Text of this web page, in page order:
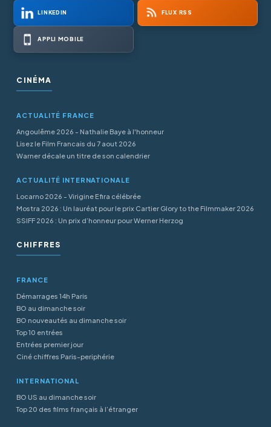
LINKEDIN FLUX RSS
APPLI MOBILE
CINÉMA
ACTUALITÉ FRANCE
Angoulême 2026 - Nathalie Baye à l'honneur
Lisez le Film Francais du 7 aout 2026
Warner décale un titre de son calendrier
ACTUALITÉ INTERNATIONALE
Locarno 2026 - Virigine Efira célébrée
Mostra 2026 : Un lauréat pour le prix Cartier Glory to the Filmmaker 2026
SSIFF 2026 : Un prix d’honneur pour Werner Herzog
CHIFFRES
FRANCE
Démarrages 14h Paris
BO au dimanche soir
BO nouveautés au dimanche soir
Top 10 entrées
Entrées premier jour
Ciné chiffres Paris-periphérie
INTERNATIONAL
BO US au dimanche soir
Top 20 des films français à l’étranger